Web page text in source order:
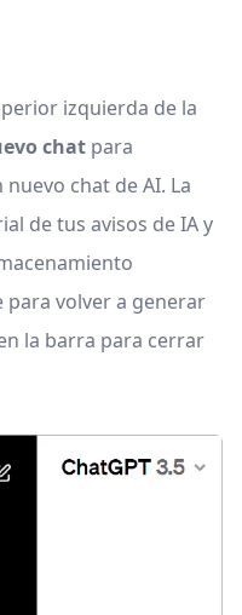
izquierda de la
chat para
chat de AI. La
de tus avisos de IA y
para volver a generar
la barra para cerrar